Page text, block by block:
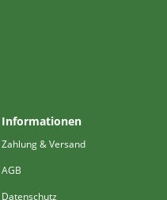
Informationen
Zahlung & Versand
AGB
Datenschutz